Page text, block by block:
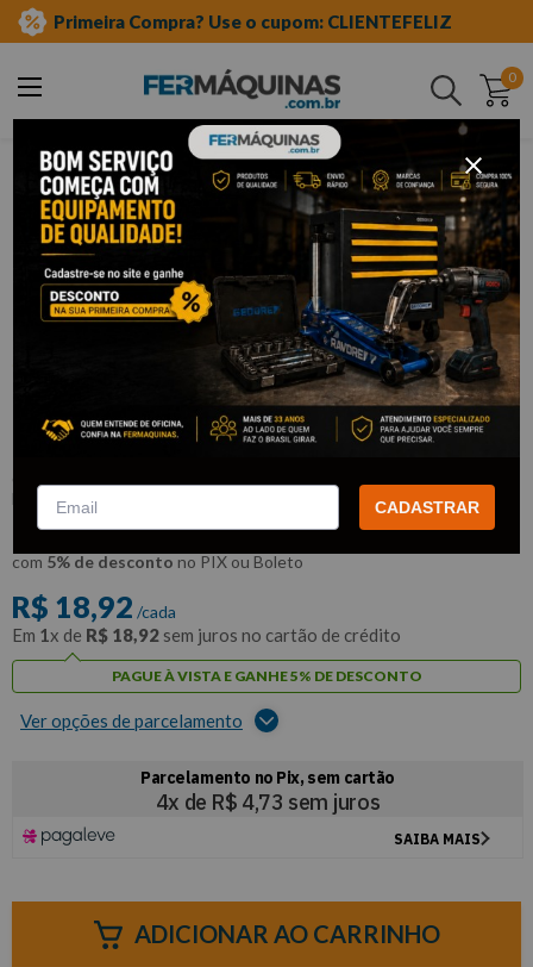
Primeira Compra? Use o cupom: CLIENTEFELIZ
0
Buscar
ferramentas manuais chave allen tipo t
Chave Hexagonal com Cabo T 8mm –
R38580839 GEDORE RED
GEDORE RED
R$17,97
com 5% de desconto no PIX ou Boleto
R$ 18,92 /cada
Em 1x de R$ 18,92 sem juros no cartão de crédito
PAGUE À VISTA E GANHE 5% DE DESCONTO
Ver opções de parcelamento
ADICIONAR AO CARRINHO
CADASTRAR